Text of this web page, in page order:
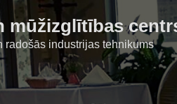
mūžizglītības
radošās industrijas tehnikums